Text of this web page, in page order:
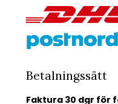
Betalningssätt
Faktura 30 dgr för